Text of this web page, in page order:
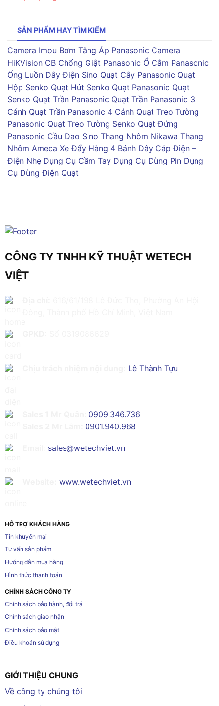
SẢN PHẨM HAY TÌM KIẾM
Camera Imou Bơm Tăng Áp Panasonic Camera
HiKVision CB Chống Giật Panasonic Ổ Cắm Panasonic
Ống Luồn Dây Điện Sino Quạt Cây Panasonic Quạt
Hộp Senko Quạt Hút Senko Quạt Panasonic Quạt
Senko Quạt Trần Panasonic Quạt Trần Panasonic 3
Cánh Quạt Trần Panasonic 4 Cánh Quạt Treo Tường
Panasonic Quạt Treo Tường Senko Quạt Đứng
Panasonic Cầu Dao Sino Thang Nhôm Nikawa Thang
Nhôm Ameca Xe Đẩy Hàng 4 Bánh Dây Cáp Điện –
Điện Nhẹ Dụng Cụ Cầm Tay Dụng Cụ Dùng Pin Dụng
Cụ Dùng Điện Quạt
CÔNG TY TNHH KỸ THUẬT WETECH
VIỆT
Lê Thành Tựu
0909.346.736
0901.940.968
sales@wetechviet.vn
www.wetechviet.vn
HỖ TRỢ KHÁCH HÀNG
Tin khuyến mại
Tư vấn sản phẩm
Hướng dẫn mua hàng
Hình thức thanh toán
CHÍNH SÁCH CÔNG TY
Chính sách bảo hành, đổi trả
Chính sách giao nhận
Chính sách bảo mật
Điều khoản sử dụng
GIỚI THIỆU CHUNG
Về công ty chúng tôi